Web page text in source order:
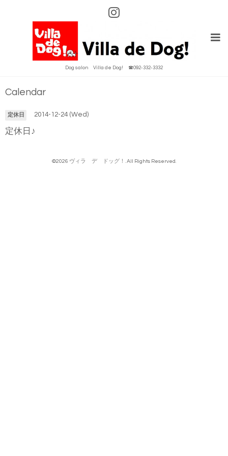
Dog salon Villa de Dog! ☎092-332-3332
Calendar
定休日 2014-12-24 (Wed)
定休日♪
©2026 ヴィラ デ ドッグ！ . All Rights Reserved.